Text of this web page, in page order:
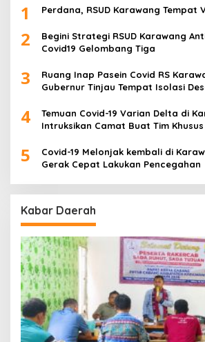
1 Perdana, RSUD Karawang Tempat
2
Begini Strategi RSUD Karawang
Covid19 Gelombang Tiga
3
Ruang Inap Pasein Covid RS
Gubernur Tinjau Tempat Isolasi
4
Temuan Covid-19 Varian Delta di
Intruksikan Camat Buat Tim Khusus
5
Covid-19 Melonjak kembali di
Gerak Cepat Lakukan Pencegahan
Kabar Daerah